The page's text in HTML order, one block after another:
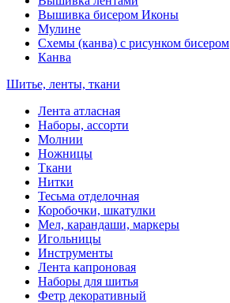
Вышивка бисером Иконы
Мулине
Схемы (канва) с рисунком бисером
Канва
Шитье, ленты, ткани
Лента атласная
Наборы, ассорти
Молнии
Ножницы
Ткани
Нитки
Тесьма отделочная
Коробочки, шкатулки
Мел, карандаши, маркеры
Игольницы
Инструменты
Лента капроновая
Наборы для шитья
Фетр декоративный